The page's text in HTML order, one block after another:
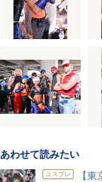
あわせて読みたい
コスプレ
【